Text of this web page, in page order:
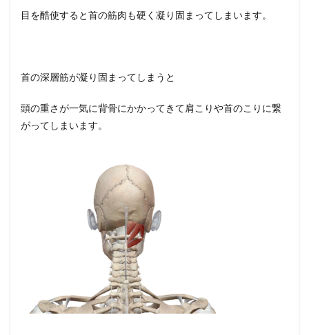
目を酷使すると首の筋肉も硬く凝り固まってしまいます。
首の深層筋が凝り固まってしまうと
頭の重さが一気に背骨にかかってきて肩こりや首のこりに繋
がってしまいます。